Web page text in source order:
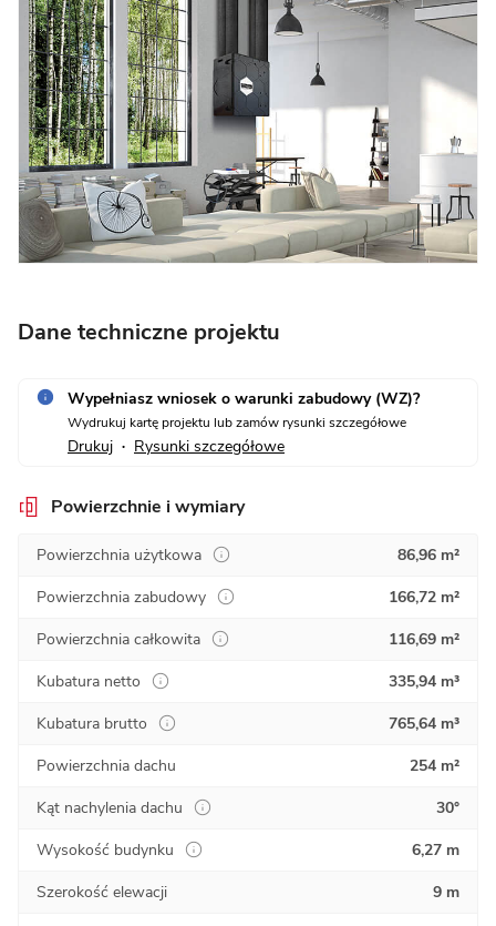
Dane techniczne projektu
Wypełniasz wniosek o warunki zabudowy (WZ)?
Wydrukuj kartę projektu lub zamów rysunki szczegółowe
Drukuj • Rysunki szczegółowe
Powierzchnie i wymiary
Powierzchnia użytkowa
86,96 m²
Powierzchnia zabudowy
166,72 m²
Powierzchnia całkowita
116,69 m²
Kubatura netto
335,94 m³
Kubatura brutto
765,64 m³
Powierzchnia dachu
254 m²
Kąt nachylenia dachu
30°
Wysokość budynku
6,27 m
Szerokość elewacji
9 m